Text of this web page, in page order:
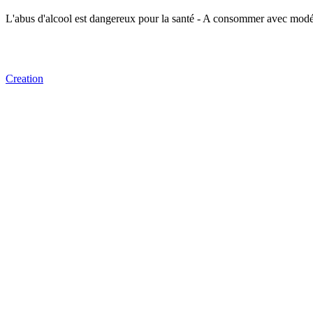
L'abus d'alcool est dangereux pour la santé - A consommer avec
Creation